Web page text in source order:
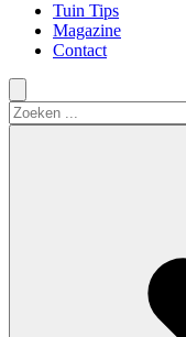
Tuin Tips
Magazine
Contact